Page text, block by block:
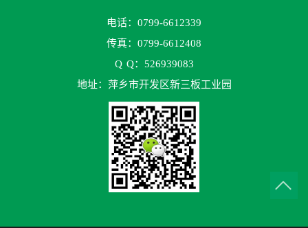
电话：0799-6612339
传真：0799-6612408
Q Q：526939083
地址：萍乡市开发区新三板工业园